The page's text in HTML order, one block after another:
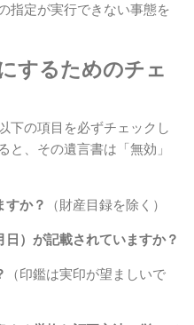
指定が実行できない事態を
するためのチェ
下の項目を必ずチェックし
と、その遺言書は「無効」
すか？ （財産目録を除く）
）が記載されていますか？
（印鑑は実印が望ましいで